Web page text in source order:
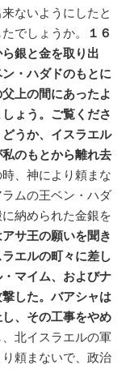
ないようにしたと
でしょうか。
１６
銀と金を取り出
・ハダドのもとに
上の間にあったよ
ょう。ご覧くださ
うか、イスラエル
のもとから離れ去
、神により頼まな
ムの王ベン・ハダ
納められた金銀を
サ王の願いを聞き
エルの町々に差し
マイム、およびナ
した。バアシャは
、その工事をやめ
北イスラエルの軍
頼まないで、政治